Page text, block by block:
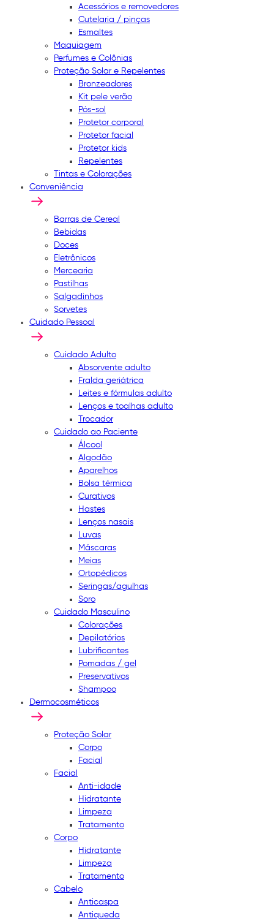
Acessórios e removedores
Cutelaria / pinças
Esmaltes
Maquiagem
Perfumes e Colônias
Proteção Solar e Repelentes
Bronzeadores
Kit pele verão
Pós-sol
Protetor corporal
Protetor facial
Protetor kids
Repelentes
Tintas e Colorações
Conveniência
Barras de Cereal
Bebidas
Doces
Eletrônicos
Mercearia
Pastilhas
Salgadinhos
Sorvetes
Cuidado Pessoal
Cuidado Adulto
Absorvente adulto
Fralda geriátrica
Leites e fórmulas adulto
Lenços e toalhas adulto
Trocador
Cuidado ao Paciente
Álcool
Algodão
Aparelhos
Bolsa térmica
Curativos
Hastes
Lenços nasais
Luvas
Máscaras
Meias
Ortopédicos
Seringas/agulhas
Soro
Cuidado Masculino
Colorações
Depilatórios
Lubrificantes
Pomadas / gel
Preservativos
Shampoo
Dermocosméticos
Proteção Solar
Corpo
Facial
Facial
Anti-idade
Hidratante
Limpeza
Tratamento
Corpo
Hidratante
Limpeza
Tratamento
Cabelo
Anticaspa
Antiqueda